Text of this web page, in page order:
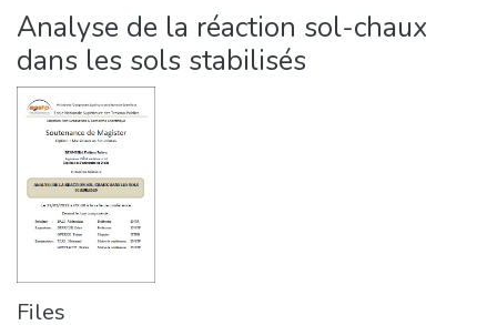
Analyse de la réaction sol-chaux
dans les sols stabilisés
Files